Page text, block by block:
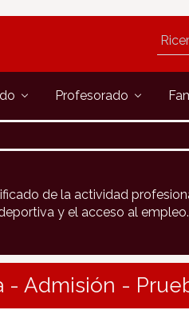
Profesorado
de la actividad
y el acceso al
- Admisión -